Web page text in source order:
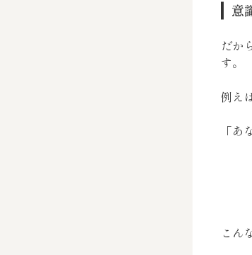
意
だか
す。
例え
「
こん